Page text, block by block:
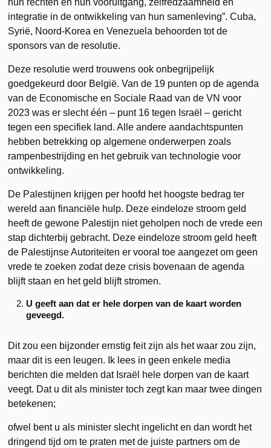
hun rechten en hun vooruitgang, zelfredzaamheid en
integratie in de ontwikkeling van hun samenleving”. Cuba,
Syrië, Noord-Korea en Venezuela behoorden tot de
sponsors van de resolutie.
Deze resolutie werd trouwens ook onbegrijpelijk
goedgekeurd door België. Van de 19 punten op de agenda
van de Economische en Sociale Raad van de VN voor
2023 was er slecht één – punt 16 tegen Israël – gericht
tegen een specifiek land. Alle andere aandachtspunten
hebben betrekking op algemene onderwerpen zoals
rampenbestrijding en het gebruik van technologie voor
ontwikkeling.
De Palestijnen krijgen per hoofd het hoogste bedrag ter
wereld aan financiële hulp. Deze eindeloze stroom geld
heeft de gewone Palestijn niet geholpen noch de vrede een
stap dichterbij gebracht. Deze eindeloze stroom geld heeft
de Palestijnse Autoriteiten er vooral toe aangezet om geen
vrede te zoeken zodat deze crisis bovenaan de agenda
blijft staan en het geld blijft stromen.
U geeft aan dat er hele dorpen van de kaart worden
geveegd.
Dit zou een bijzonder ernstig feit zijn als het waar zou zijn,
maar dit is een leugen. Ik lees in geen enkele media
berichten die melden dat Israël hele dorpen van de kaart
veegt. Dat u dit als minister toch zegt kan maar twee dingen
betekenen;
ofwel bent u als minister slecht ingelicht en dan wordt het
dringend tijd om te praten met de juiste partners om de